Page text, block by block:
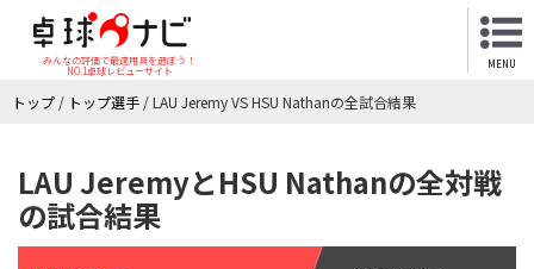
みんなの評価で最適用具を選ぼう！
NO.1卓球レビューサイト
MENU
トップ / トップ選手 /LAU Jeremy VS HSU Nathanの全試合結果
LAU JeremyとHSU Nathanの全対戦
の試合結果